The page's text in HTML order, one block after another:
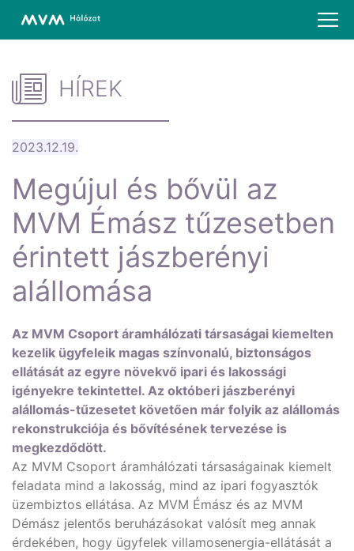
HÍREK
2023.12.19.
Megújul és bővül az
MVM Émász tűzesetben
érintett jászberényi
alállomása
Az MVM Csoport áramhálózati társaságai kiemelten
kezelik ügyfeleik magas színvonalú, biztonságos
ellátását az egyre növekvő ipari és lakossági
igényekre tekintettel. Az októberi jászberényi
alállomás-tűzesetet követően már folyik az alállomás
rekonstrukciója és bővítésének tervezése is
megkezdődött.
Az MVM Csoport áramhálózati társaságainak kiemelt
feladata mind a lakosság, mind az ipari fogyasztók
üzembiztos ellátása. Az MVM Émász és az MVM
Démász jelentős beruházásokat valósít meg annak
érdekében, hogy ügyfelek villamosenergia-ellátását a